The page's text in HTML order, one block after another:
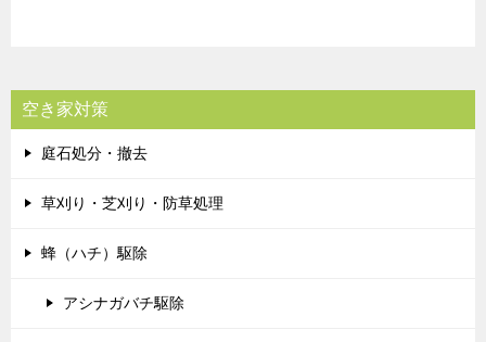
空き家対策
庭石処分・撤去
草刈り・芝刈り・防草処理
蜂（ハチ）駆除
アシナガバチ駆除